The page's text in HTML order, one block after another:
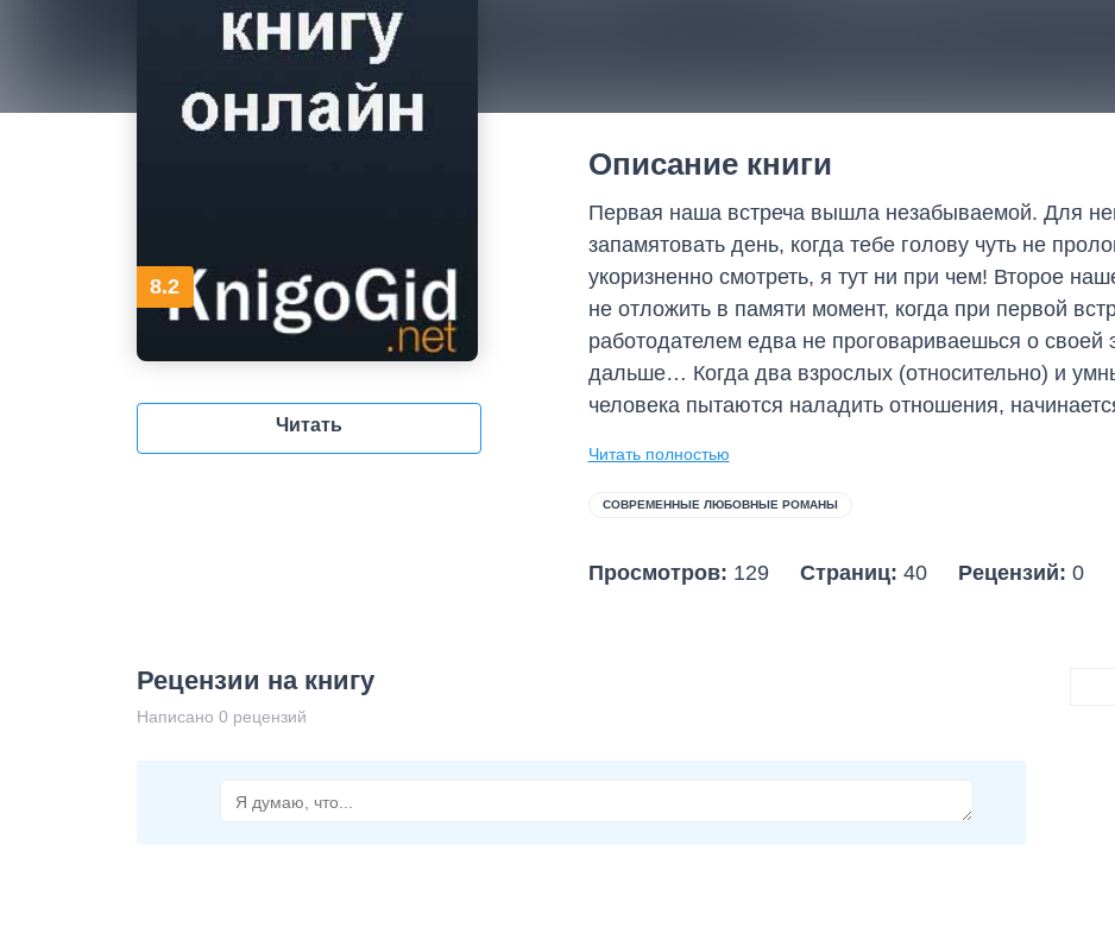
8.2
Читать
Описание книги
Первая наша встреча вышла незабываемой. Для
запамятовать день, когда тебе голову чуть не
укоризненно смотреть, я тут ни при чем! Второе
не отложить в памяти момент, когда при первой
работодателем едва не проговариваешься о своей
дальше… Когда два взрослых (относительно) и
человека пытаются наладить отношения,
Читать полностью
СОВРЕМЕННЫЕ ЛЮБОВНЫЕ РОМАНЫ
Просмотров: 129 Страниц: 40 Рецензий: 0
Рецензии на книгу
Написано 0 рецензий